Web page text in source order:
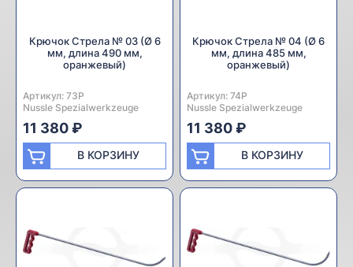
Крючок Стрела № 03 (Ø 6
мм, длина 490 мм,
оранжевый)
Артикул: 73P
Производитель:
Nussle Spezialwerkzeuge
11 380 ₽
В КОРЗИНУ
Крючок Стрела № 04 (Ø 6
мм, длина 485 мм,
оранжевый)
Артикул: 74P
Производитель:
Nussle Spezialwerkzeuge
11 380 ₽
В КОРЗИНУ